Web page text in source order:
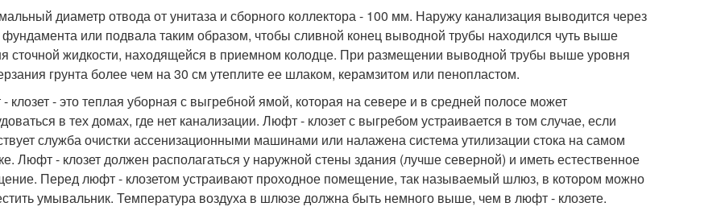
диаметр отвода от унитаза и сборного коллектора - 100 мм. Наружу канализация выводится через
фундамента или подвала таким образом, чтобы сливной конец выводной трубы находился чуть выше
сточной жидкости, находящейся в приемном колодце. При размещении выводной трубы выше уровня
грунта более чем на 30 см утеплите ее шлаком, керамзитом или пенопластом.
клозет - это теплая уборная с выгребной ямой, которая на севере и в средней полосе может
в тех домах, где нет канализации. Люфт - клозет с выгребом устраивается в том случае, если
служба очистки ассенизационными машинами или налажена система утилизации стока на самом
Люфт - клозет должен располагаться у наружной стены здания (лучше северной) и иметь естественное
Перед люфт - клозетом устраивают проходное помещение, так называемый шлюз, в котором можно
умывальник. Температура воздуха в шлюзе должна быть немного выше, чем в люфт - клозете.